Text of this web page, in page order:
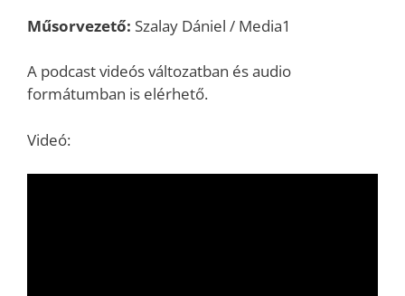
Műsorvezető: Szalay Dániel / Media1
A podcast videós változatban és audio
formátumban is elérhető.
Videó: